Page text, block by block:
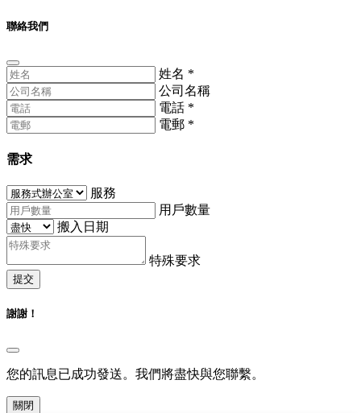
聯絡我們
姓名 *
公司名稱
電話 *
電郵 *
需求
服務
用戶數量
搬入日期
特殊要求
提交
謝謝！
您的訊息已成功發送。我們將盡快與您聯繫。
關閉